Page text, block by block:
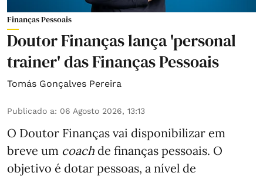
Finanças Pessoais
Doutor Finanças lança 'personal
trainer' das Finanças Pessoais
Tomás Gonçalves Pereira
Publicado a: 06 Agosto 2026, 13:13
O Doutor Finanças vai disponibilizar em
breve um coach de finanças pessoais. O
objetivo é dotar pessoas, a nível de